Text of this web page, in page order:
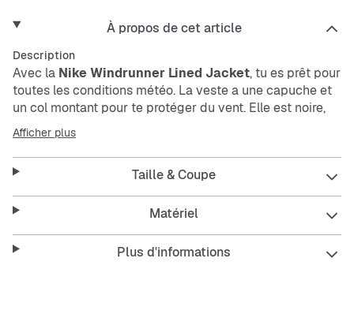
À propos de cet article
Description
Avec la Nike Windrunner Lined Jacket, tu es prêt pour
toutes les conditions météo. La veste a une capuche et
un col montant pour te protéger du vent. Elle est noire,
robuste et confortable grâce à sa coupe Regular Fit.
Features:
Regular Fit pour un ajustement agréable
Afficher plus
Taille & Coupe
Matériel
Plus d'informations